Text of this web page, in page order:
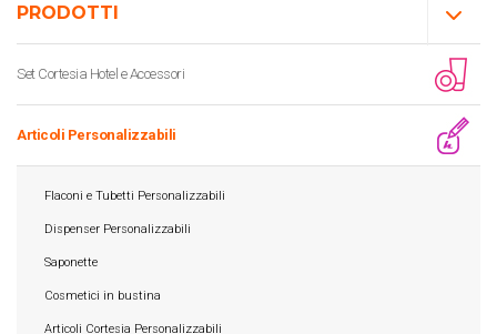
PRODOTTI
Set Cortesia Hotel e Accessori
Articoli Personalizzabili
Flaconi e Tubetti Personalizzabili
Dispenser Personalizzabili
Saponette
Cosmetici in bustina
Articoli Cortesia Personalizzabili